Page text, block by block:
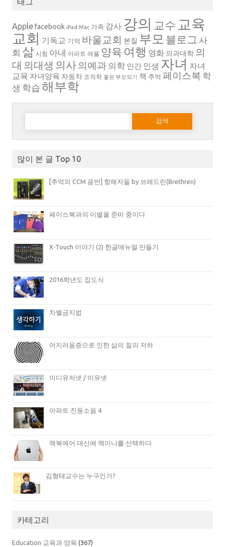
Applefacebook iPad Mac 가족 감사 강의 교수 교육
교회 기독교 기억 바울교회 본질 부모 블로그 사
회 삶 시험 아내 아파트 애플 양육 여행 영화 의과대학 의
대 의대생 의사의예과 의학 인간 인생 자녀 자녀
교육 자녀양육 자동차 조직학 좋은 부모되기 책 추억 페이스북 학
생 학습 해부학
다음 검색:
많이 본 글 Top 10
[추억의 CCM 음반] 항해자들 by 브레드린(Brethren)
페이스북과의 이별을 준비 중이다
X-Touch 이야기 (2) 한글매뉴얼 만들기
2016학년도 집도식
차별금지법
어지러움증으로 인한 삶의 질의 저하
미디유저넷 / 미유넷
아파트 진동소음 4
맥북에어 대신에 맥미니를 선택하다
김형태교수는 누구인가?
카테고리
Education 교육과 양육 (367)